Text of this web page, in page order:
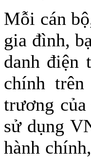
Mỗi cán
gia đình,
danh điện
chính
trương
sử dụng
hành